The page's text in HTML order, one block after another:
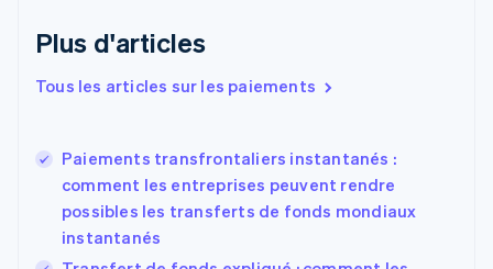
Plus d'articles
Tous les articles sur les paiements
Paiements transfrontaliers instantanés :
comment les entreprises peuvent rendre
possibles les transferts de fonds mondiaux
instantanés
English
Émirats arabes unis
Estonie
États-Unis
EnglishEspañol简体中文
Finlande
EnglishSvenska